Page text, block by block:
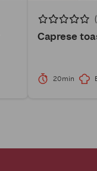
Caprese
20min